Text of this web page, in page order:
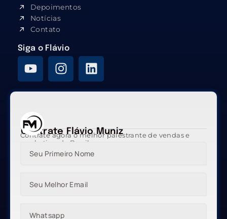
Depoimentos
Notícias
Contato
Siga o Flávio
Contrate Flávio Muniz
Contrate agora o melhor palestrante de vendas e
marketing do Brasil